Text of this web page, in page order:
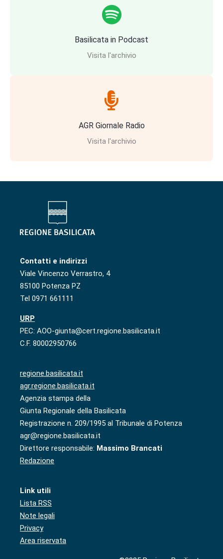
Basilicata in Podcast
Visita l'archivio
AGR Giornale Radio
Visita l'archivio
Contatti e indirizzi
Viale Vincenzo Verrastro, 4
85100 Potenza PZ
Tel 0971 661111
URP
PEC: AOO-giunta@cert.regione.basilicata.it
C.F. 80002950766
regione.basilicata.it
agr.regione.basilicata.it
Agenzia stampa della
Giunta Regionale della Basilicata
Registrazione n. 209/1995 al Tribunale di Potenza
agr@regione.basilicata.it
Direttore responsabile: Massimo Brancati
Redazione
Link utili
Lista RSS
Note legali
Privacy
Area riservata